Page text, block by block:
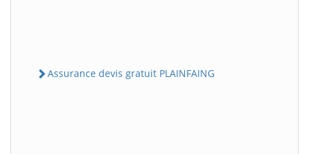
Assurance devis gratuit PLAINFAING